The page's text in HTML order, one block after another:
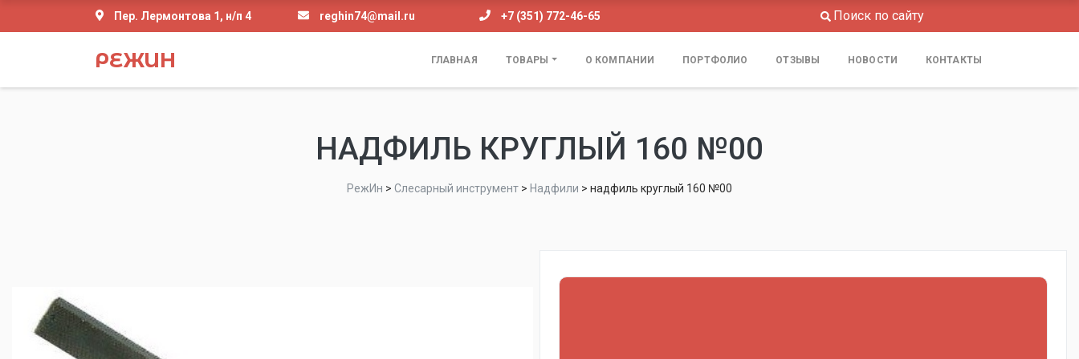
Пер. Лермонтова 1, н/п 4 reghin74@mail.ru +7 (351) 772-46-65 Поиск по сайту
РЕЖИН ГЛАВНАЯ ТОВАРЫ О КОМПАНИИ ПОРТФОЛИО ОТЗЫВЫ НОВОСТИ КОНТАКТЫ
НАДФИЛЬ КРУГЛЫЙ 160 №00
РежИн > Слесарный инструмент > Надфили > надфиль круглый 160 №00